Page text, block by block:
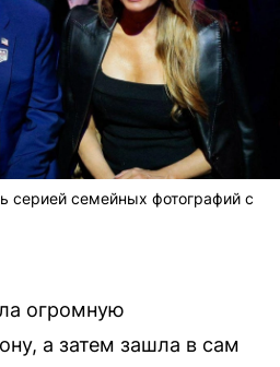
серией семейных фотографий с
огромную
а затем зашла в сам